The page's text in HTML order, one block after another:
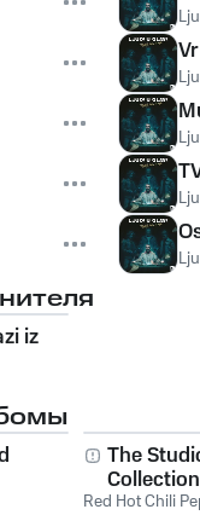
iz
The
Collection
Red Hot Chili